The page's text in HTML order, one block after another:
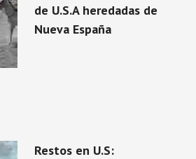
de U.S.A heredadas de
Nueva España
Restos en U.S: